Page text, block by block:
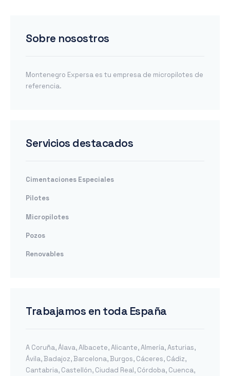
Sobre nosostros
Montenegro Expersa es tu empresa de micropilotes de
referencia.
Servicios destacados
Cimentaciones Especiales
Pilotes
Micropilotes
Pozos
Renovables
Trabajamos en toda España
A Coruña,Álava,Albacete,Alicante,Almería,Asturias,
Ávila,Badajoz,Barcelona,Burgos, Cáceres, Cádiz,
Cantabria, Castellón, Ciudad Real, Córdoba, Cuenca,